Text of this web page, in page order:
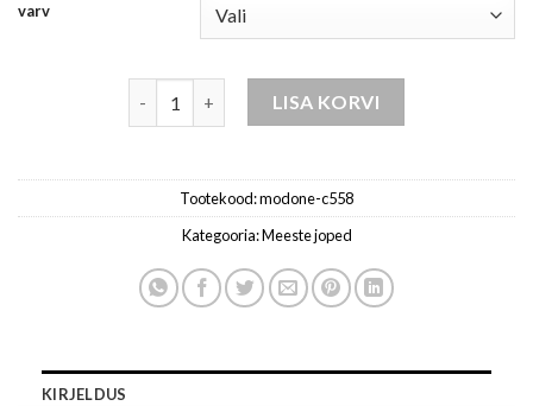
varv
meeste joped -hall kogus
LISA KORVI
Tootekood:modone-c558
Kategooria:Meeste joped
KIRJELDUS